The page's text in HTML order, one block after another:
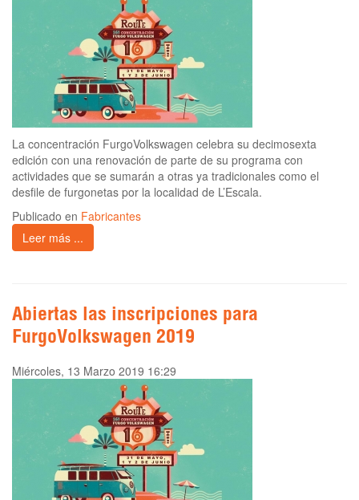
La concentración FurgoVolkswagen celebra su decimosexta
edición con una renovación de parte de su programa con
actividades que se sumarán a otras ya tradicionales como el
desfile de furgonetas por la localidad de L’Escala.
Publicado en Fabricantes
Leer más ...
Abiertas las inscripciones para
FurgoVolkswagen 2019
Miércoles, 13 Marzo 2019 16:29